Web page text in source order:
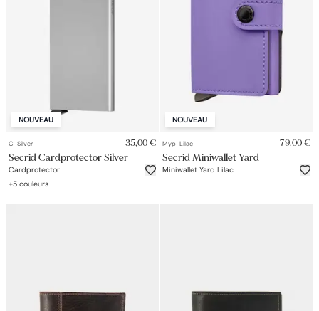
NOUVEAU
C-Silver 35,00 €
Secrid Cardprotector Silver
Cardprotector
+5 couleurs
NOUVEAU
Myp-Lilac 79,00 €
Secrid Miniwallet Yard
Miniwallet Yard Lilac